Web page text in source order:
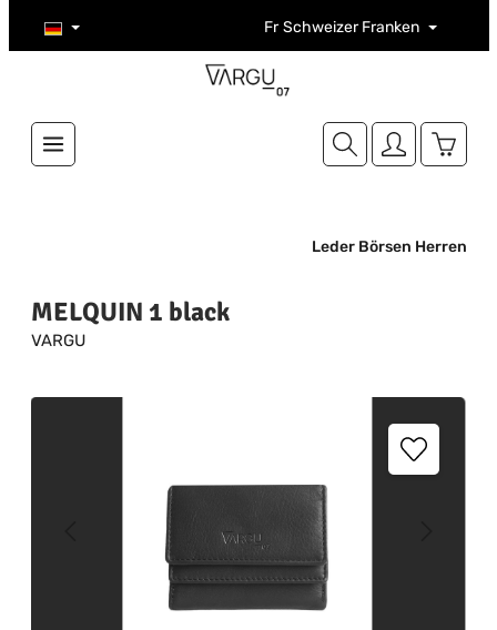
Zum Hauptinhalt springen Fr Schweizer Franken
Leder Börsen Herren
MELQUIN 1 black
VARGU
Bildergalerie überspringen